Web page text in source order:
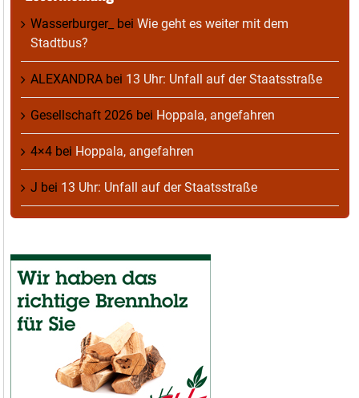
Wasserburger_ bei Wie geht es weiter mit dem
Stadtbus?
ALEXANDRA bei 13 Uhr: Unfall auf der Staatsstraße
Gesellschaft 2026 bei Hoppala, angefahren
4×4 bei Hoppala, angefahren
J bei 13 Uhr: Unfall auf der Staatsstraße